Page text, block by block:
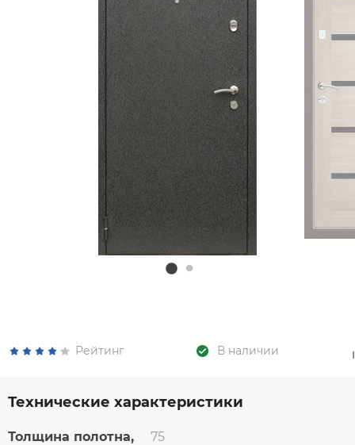
Рейтинг В наличии
Технические характеристики
Толщина полотна,
75